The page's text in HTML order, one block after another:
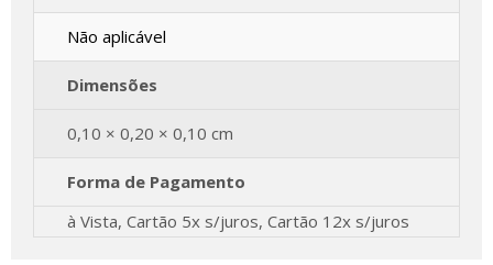
Não aplicável
Dimensões
0,10 × 0,20 × 0,10 cm
Forma de Pagamento
à Vista, Cartão 5x s/juros, Cartão 12x s/juros